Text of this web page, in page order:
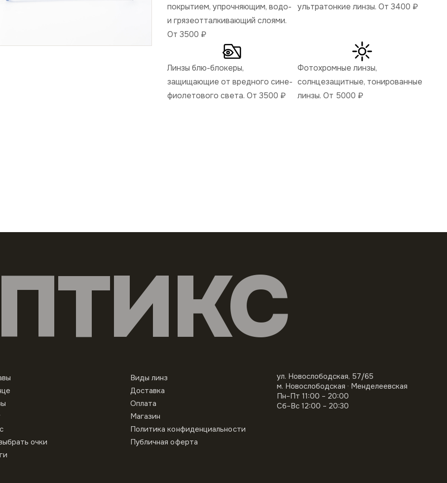
покрытием, упрочняющим, водо-
и грязеотталкивающий слоями.
От 3500 ₽
ультратонкие линзы. От 3400 ₽
Линзы блю-блокеры,
защищающие от вредного сине-
фиолетового света. От 3500 ₽
Фотохромные линзы,
солнцезащитные, тонированные
линзы. От 5000 ₽
очки
Виды линз
Доставка
Оплата
Магазин
Политика конфиденциальности
Публичная оферта
ул. Новослободская, 57/65
м. Новослободская · Менделеевская
Пн–Пт 11:00 – 20:00
Сб–Вс 12:00 – 20:30